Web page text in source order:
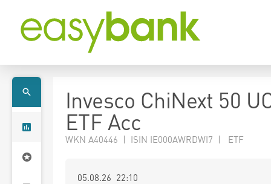
Invesco ChiNext 50
ETF Acc
WKN A40446 | ISIN IE000AWRDWI7 | ETF
05.08.26 22:10